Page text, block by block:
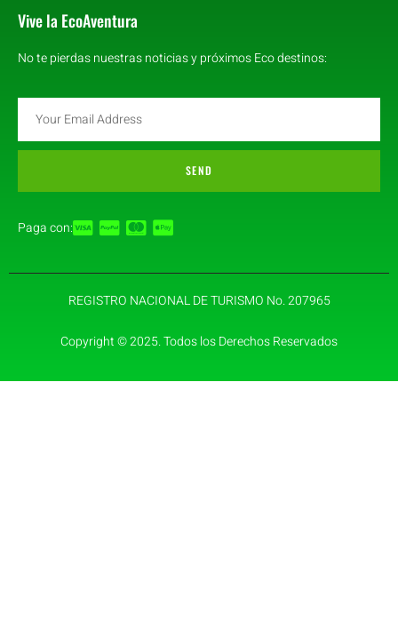
Vive la EcoAventura
No te pierdas nuestras noticias y próximos Eco destinos:
SEND
Paga con:
REGISTRO NACIONAL DE TURISMO No. 207965
Copyright © 2025. Todos los Derechos Reservados